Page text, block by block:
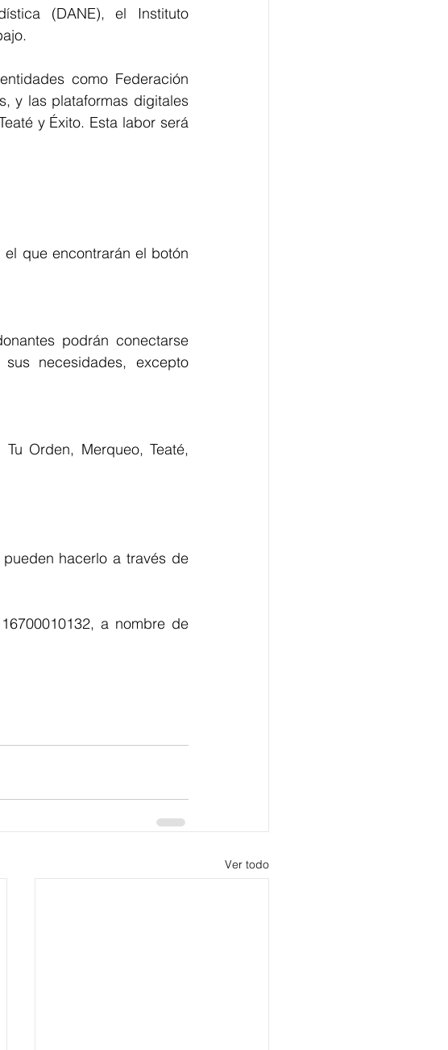
(DANE), el Instituto
como Federación
y las plataformas digitales
y Éxito. Esta labor será
podrán conectarse
necesidades, excepto
Orden, Merqueo, Teaté,
hacerlo a través de
a nombre de
Ver todo